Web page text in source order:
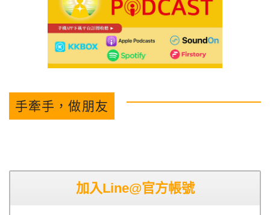
手牽手，做朋友
加入Line@官方帳號